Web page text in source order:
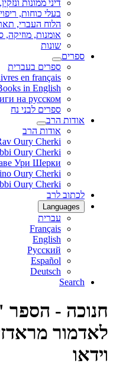
דיני ממונות
בעלי כוחות,
הלוח העברי,
אומנות, מוזיקה,
שונות
ספרים
ספרים בעברית
en français
in English
на русском
ספרים לבני נח
אודות הרב
אודות הרב
Oury Cherki
Oury Cherki
Ури Шерки
Oury Cherki
Oury Cherki
לכתוב לרב
Languages
עברית
Français
English
Русский
Español
Deutsch
Search
חנוכה - הספר
לאדמור
וידאו